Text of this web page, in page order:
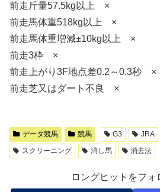
前走斤量57.5kg以上 ×
前走馬体重518kg以上 ×
前走馬体重増減±10kg以上 ×
前走3枠 ×
前走上がり3F地点差0.2～0.3秒 ×
前走芝又はダート不良 ×
データ競馬 競馬 G3 JRA
スクリーニング
消し馬 消去法
ロングヒットをフォ